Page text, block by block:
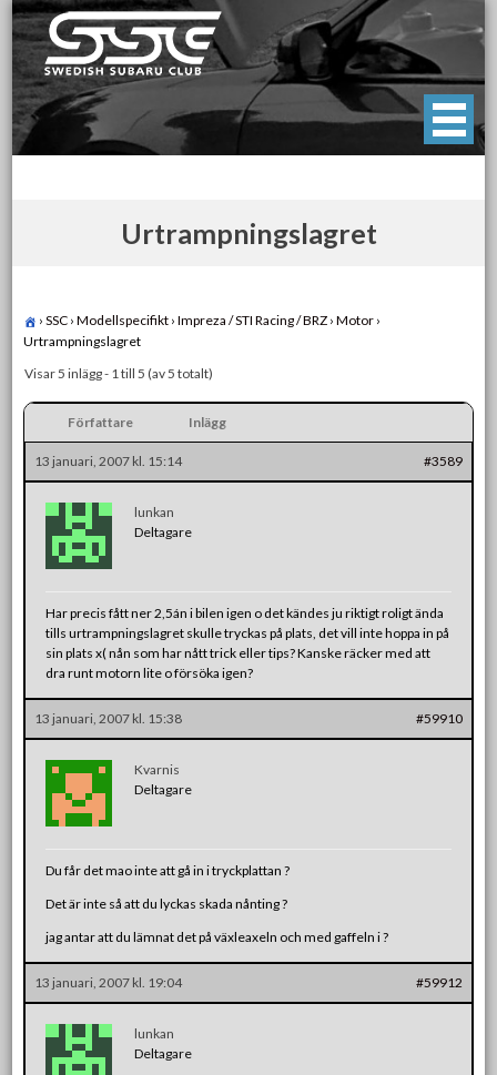
Skip
to
content
Swedish Subaru Club
För oss som älskar Subaru!
Urtrampningslagret
› SSC › Modellspecifikt › Impreza / STI Racing / BRZ › Motor ›
Urtrampningslagret
Visar 5 inlägg - 1 till 5 (av 5 totalt)
Författare Inlägg
13 januari, 2007 kl. 15:14 #3589
lunkan
Deltagare
Har precis fått ner 2,5án i bilen igen o det kändes ju riktigt roligt ända
tills urtrampningslagret skulle tryckas på plats, det vill inte hoppa in på
sin plats x( nån som har nått trick eller tips? Kanske räcker med att
dra runt motorn lite o försöka igen?
13 januari, 2007 kl. 15:38 #59910
Kvarnis
Deltagare
Du får det mao inte att gå in i tryckplattan ?
Det är inte så att du lyckas skada nånting ?
jag antar att du lämnat det på växleaxeln och med gaffeln i ?
13 januari, 2007 kl. 19:04 #59912
lunkan
Deltagare